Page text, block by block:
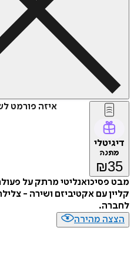
איזה פורמט
דיגיטלי
מתנה
₪35
מבט פסיכואנליטי מרתק על
קליין עם אקטיביזם ושירה -
לחברה.
הצצה מהירה